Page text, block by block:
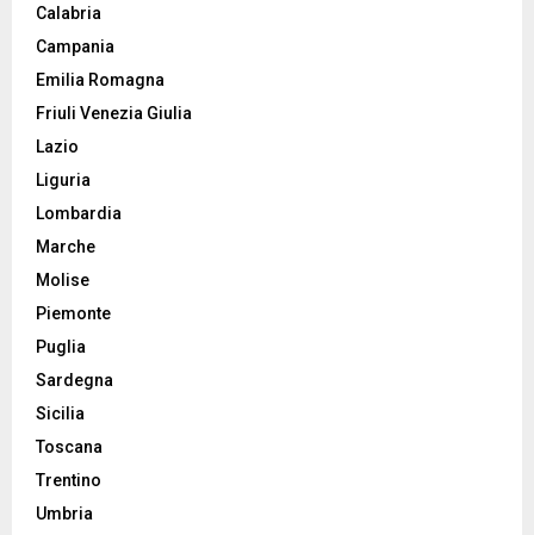
Calabria
Campania
Emilia Romagna
Friuli Venezia Giulia
Lazio
Liguria
Lombardia
Marche
Molise
Piemonte
Puglia
Sardegna
Sicilia
Toscana
Trentino
Umbria